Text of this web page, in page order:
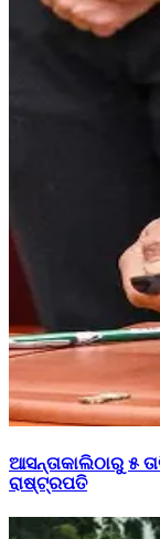
ଆସନ୍ତାକାଲିଠାରୁ ୫
ରାଷ୍ଟ୍ରପତି